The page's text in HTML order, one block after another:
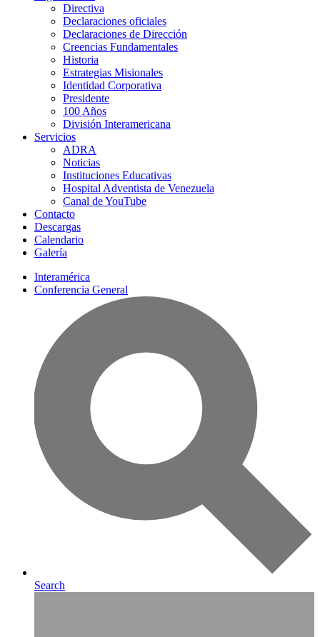
Directiva
Declaraciones oficiales
Declaraciones de Dirección
Creencias Fundamentales
Historia
Estrategias Misionales
Identidad Corporativa
Presidente
100 Años
División Interamericana
Servicios
ADRA
Noticias
Instituciones Educativas
Hospital Adventista de Venezuela
Canal de YouTube
Contacto
Descargas
Calendario
Galería
Interamérica
Conferencia General
Search